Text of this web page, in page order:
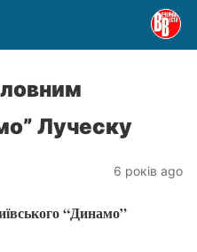
Луческу
6 років ago
“Динамо”